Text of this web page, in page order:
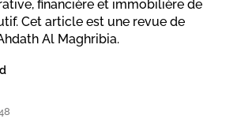
financière et immobilière de
Cet article est une revue de
Al Maghribia.